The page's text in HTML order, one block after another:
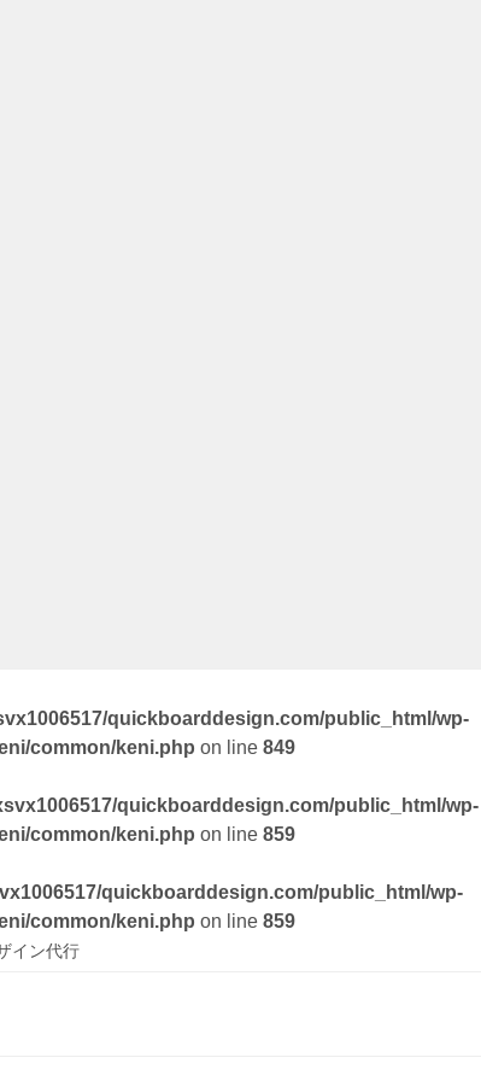
quickboarddesign.com/public_html/wp-
common/keni.php on line 849
quickboarddesign.com/public_html/wp-
common/keni.php on line 859
quickboarddesign.com/public_html/wp-
common/keni.php on line 859
イン代行